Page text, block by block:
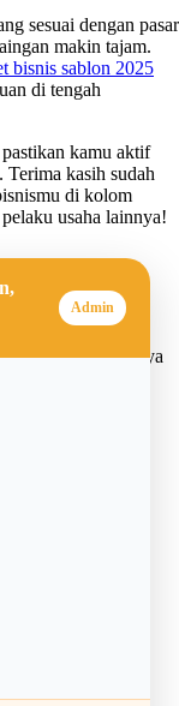
sesuai dengan pasar
makin tajam.
bisnis sablon 2025
di tengah
kamu aktif
Terima kasih sudah
di kolom
usaha lainnya!
to-Film) terpercaya
Anda.
Admin